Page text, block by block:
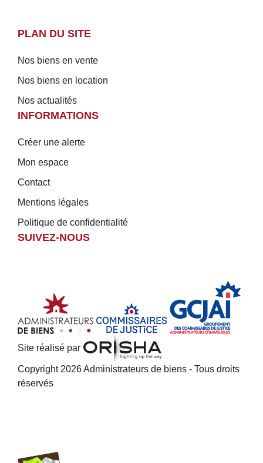
PLAN DU SITE
Nos biens en vente
Nos biens en location
Nos actualités
INFORMATIONS
Créer une alerte
Mon espace
Contact
Mentions légales
Politique de confidentialité
SUIVEZ-NOUS
Site réalisé par
Copyright 2026 Administrateurs de biens - Tous droits
réservés